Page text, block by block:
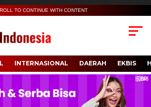
TO CONTINUE WITH CONTENT
INTERNASIONAL DAERAH EKBIS